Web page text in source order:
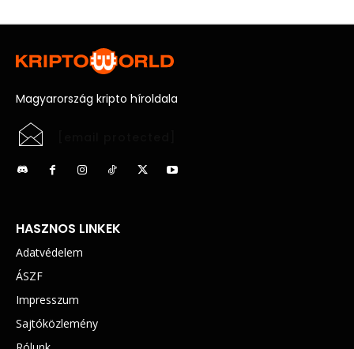
Magyarország kripto híroldala
HASZNOS LINKEK
Adatvédelem
ÁSZF
Impresszum
Sajtóközlemény